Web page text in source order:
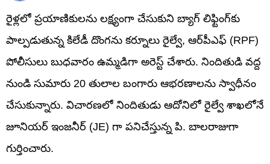
రైళ్లలో ప్రయాణికులను లక్ష్యంగా చేసుకుని బ్యాగ్ లిఫ్టింగ్‌కు
పాల్పడుతున్న కిలేడీ దొంగను కర్నూలు రైల్వే, ఆర్‌పీఎఫ్ (RPF)
పోలీసులు బుధవారం ఉమ్మడిగా అరెస్ట్ చేశారు. నిందితుడి వద్ద
నుండి సుమారు 20 తులాల బంగారు ఆభరణాలను స్వాధీనం
చేసుకున్నారు. విచారణలో నిందితుడు ఆదోనిలో రైల్వే శాఖలోనే
జూనియర్ ఇంజనీర్ (JE) గా పనిచేస్తున్న పి. బాలరాజుగా
గుర్తించారు.